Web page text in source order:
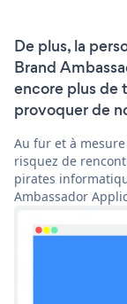
De plus, la
Brand
encore plus de
provoquer de
Au fur et à
risquez de
pirates
Ambassador